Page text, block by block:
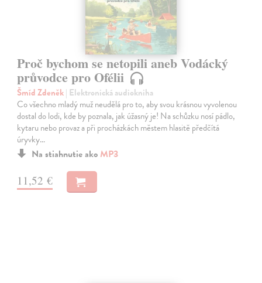
Proč bychom se netopili aneb Vodácký
průvodce pro Ofélii
Šmíd Zdeněk| Elektronická audiokniha
Co všechno mladý muž neudělá pro to, aby svou krásnou vyvolenou
dostal do lodi, kde by poznala, jak úžasný je! Na schůzku nosí pádlo,
kytaru nebo provaz a při procházkách městem hlasitě předčítá
úryvky…
Na stiahnutie ako MP3
11,52 €